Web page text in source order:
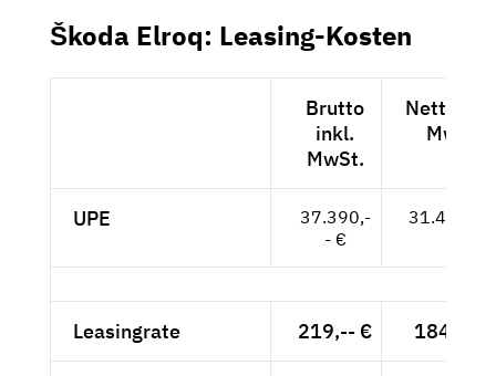
Škoda Elroq: Leasing-Kosten
Brutto
inkl.
MwSt.
Netto
MwSt.
UPE
37.390,-
- €
31.420,--
Leasingrate 219,-- € 184,03 €